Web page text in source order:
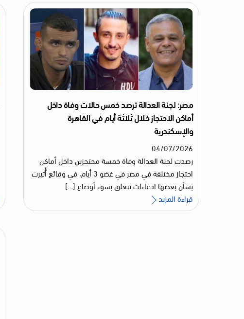
مصر: لجنة العدالة ترصد خمس حالات وفاة داخل
أماكن الاحتجاز خلال ثلاثة أيام في القاهرة
والإسكندرية
04/07/2026
رصدت لجنة العدالة وفاة خمسة محتجزين داخل أماكن
احتجاز مختلفة في مصر في غضو 3 أيام، في وقائع أُثيرت
بشأن بعضها ادعاءات تتعلق بسوء أوضاع […]
قراءة المزيد